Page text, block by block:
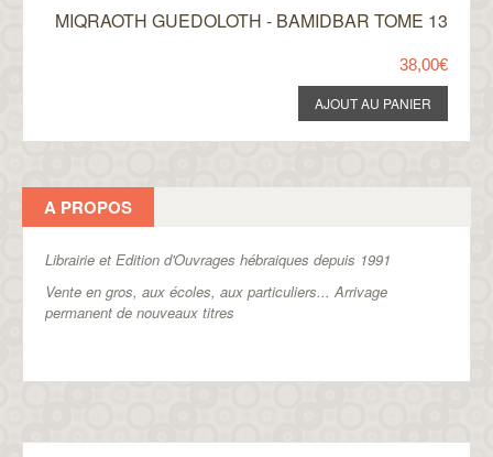
MIQRAOTH GUEDOLOTH - BAMIDBAR TOME 13
38,00€
A PROPOS
Librairie et Edition d'Ouvrages hébraiques depuis 1991
Vente en gros, aux écoles, aux particuliers...Arrivage
permanent de nouveaux titres